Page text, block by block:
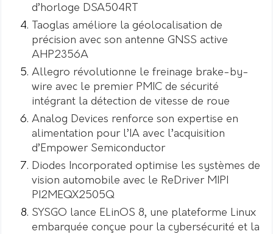
d’horloge DSA504RT
Taoglas améliore la géolocalisation de
précision avec son antenne GNSS active
AHP2356A
Allegro révolutionne le freinage brake-by-
wire avec le premier PMIC de sécurité
intégrant la détection de vitesse de roue
Analog Devices renforce son expertise en
alimentation pour l’IA avec l’acquisition
d’Empower Semiconductor
Diodes Incorporated optimise les systèmes de
vision automobile avec le ReDriver MIPI
PI2MEQX2505Q
SYSGO lance ELinOS 8, une plateforme Linux
embarquée conçue pour la cybersécurité et la